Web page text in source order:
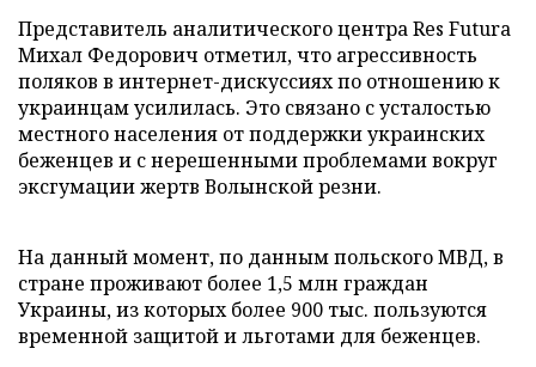
Представитель аналитического центра Res Futura
Михал Федорович отметил, что агрессивность
поляков в интернет-дискуссиях по отношению к
украинцам усилилась. Это связано с усталостью
местного населения от поддержки украинских
беженцев и с нерешенными проблемами вокруг
эксгумации жертв Волынской резни.
На данный момент, по данным польского МВД, в
стране проживают более 1,5 млн граждан
Украины, из которых более 900 тыс. пользуются
временной защитой и льготами для беженцев.